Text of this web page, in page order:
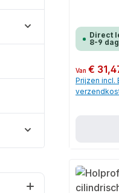
Direct
8-9
Normale prijs:
Van€
Prijzen incl.